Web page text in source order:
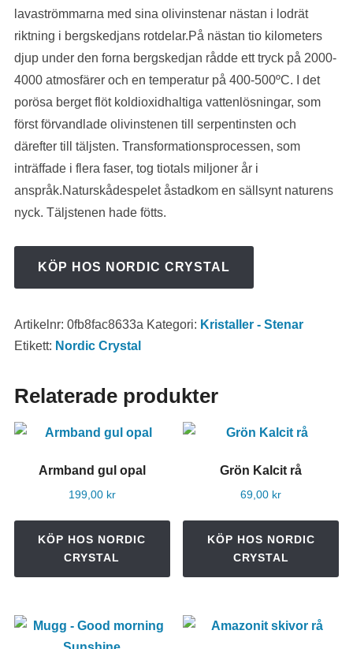
lavaströmmarna med sina olivinstenar nästan i lodrät
riktning i bergskedjans rotdelar.På nästan tio kilometers
djup under den forna bergskedjan rådde ett tryck på 2000-
4000 atmosfärer och en temperatur på 400-500ºC. I det
porösa berget flöt koldioxidhaltiga vattenlösningar, som
först förvandlade olivinstenen till serpentinsten och
därefter till täljsten. Transformationsprocessen, som
inträffade i flera faser, tog tiotals miljoner år i
anspråk.Naturskådespelet åstadkom en sällsynt naturens
nyck. Täljstenen hade fötts.
KÖP HOS NORDIC CRYSTAL
Artikelnr: 0fb8fac8633a Kategori: Kristaller - Stenar
Etikett: Nordic Crystal
Relaterade produkter
Armband gul opal
199,00 kr
KÖP HOS NORDIC
CRYSTAL
Grön Kalcit rå
69,00 kr
KÖP HOS NORDIC
CRYSTAL